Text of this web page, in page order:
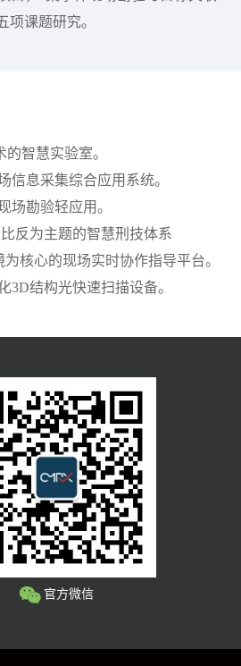
项课题研究。
的智慧实验室。
采集综合应用系统。
勘验轻应用。
反为主题的智慧刑技体系
心的现场实时协作指导平台。
结构光快速扫描设备。
官方微信